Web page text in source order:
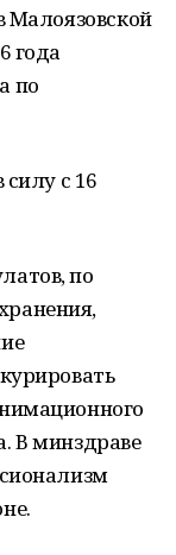
Малоязовской
года
по
силу с 16
по
В минздраве